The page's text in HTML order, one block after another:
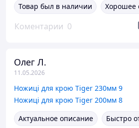
Товар был в наличии
Хорошее
Коментарии 0
Олег Л.
11.05.2026
Ножиці для крою Tiger 230мм 9
Ножиці для крою Tiger 200мм 8
Актуальное описание
Быстро